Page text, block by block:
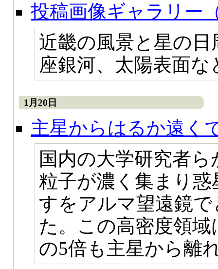
投稿画像ギャラリー
近畿の風景と星の
座銀河、太陽表面
1月20日
主星からはるか遠く
国内の大学研究者
粒子が濃く集まり
すをアルマ望遠鏡
た。この高密度領
の5倍も主星から離